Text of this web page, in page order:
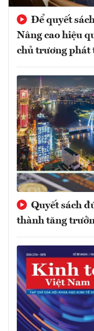
Để quyết
Nâng cao hiệu
chủ trương phát
Quyết sách
thành tăng